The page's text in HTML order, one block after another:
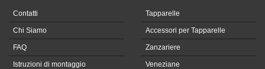
Contatti
Chi Siamo
FAQ
Istruzioni di montaggio
Tapparelle
Accessori per Tapparelle
Zanzariere
Veneziane